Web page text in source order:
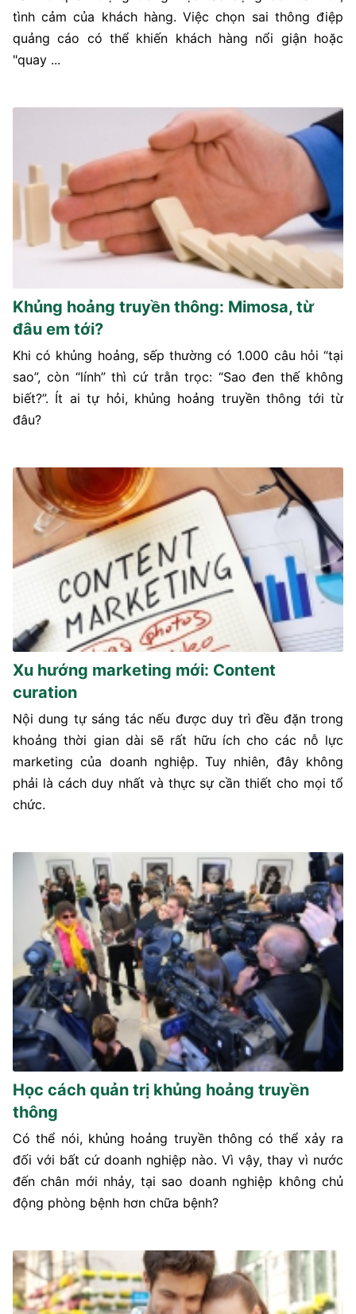
tình cảm của khách hàng. Việc chọn sai thông điệp
quảng cáo có thể khiến khách hàng nổi giận hoặc
"quay ...
Khủng hoảng truyền thông: Mimosa, từ
đâu em tới?
Khi có khủng hoảng, sếp thường có 1.000 câu hỏi “tại
sao”, còn “lính” thì cứ trằn trọc: “Sao đen thế không
biết?”. Ít ai tự hỏi, khủng hoảng truyền thông tới từ
đâu?
Xu hướng marketing mới: Content
curation
Nội dung tự sáng tác nếu được duy trì đều đặn trong
khoảng thời gian dài sẽ rất hữu ích cho các nỗ lực
marketing của doanh nghiệp. Tuy nhiên, đây không
phải là cách duy nhất và thực sự cần thiết cho mọi tổ
chức.
Học cách quản trị khủng hoảng truyền
thông
Có thể nói, khủng hoảng truyền thông có thể xảy ra
đối với bất cứ doanh nghiệp nào. Vì vậy, thay vì nước
đến chân mới nhảy, tại sao doanh nghiệp không chủ
động phòng bệnh hơn chữa bệnh?